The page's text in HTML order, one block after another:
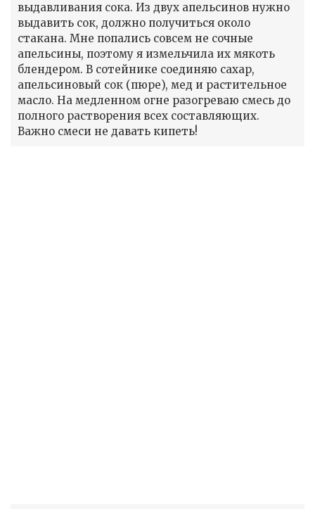
выдавливания сока. Из двух апельсинов нужно
выдавить сок, должно получиться около
стакана. Мне попались совсем не сочные
апельсины, поэтому я измельчила их мякоть
блендером. В сотейнике соединяю сахар,
апельсиновый сок (пюре), мед и растительное
масло. На медленном огне разогреваю смесь до
полного растворения всех составляющих.
Важно смеси не давать кипеть!